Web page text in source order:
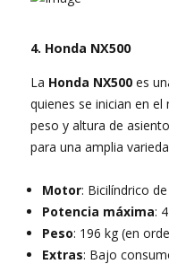
4. Honda NX500
La Honda NX500es
quienes se inician en
peso y altura de
para una amplia
Motor: Bicilíndrico
Potencia máxima:
Peso: 196 kg (en
Extras: Bajo